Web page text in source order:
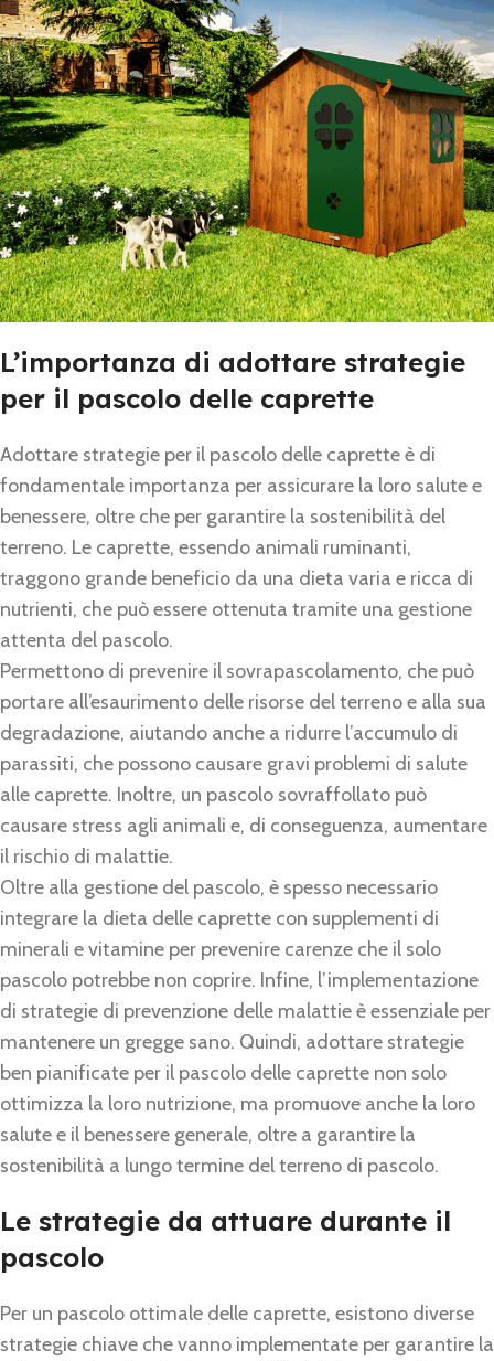
L’importanza di adottare strategie
per il pascolo delle caprette
Adottare strategie per il pascolo delle caprette è di
fondamentale importanza per assicurare la loro salute e
benessere, oltre che per garantire la sostenibilità del
terreno. Le caprette, essendo animali ruminanti,
traggono grande beneficio da una dieta varia e ricca di
nutrienti, che può essere ottenuta tramite una gestione
attenta del pascolo.
Permettono di prevenire il sovrapascolamento, che può
portare all’esaurimento delle risorse del terreno e alla sua
degradazione, aiutando anche a ridurre l’accumulo di
parassiti, che possono causare gravi problemi di salute
alle caprette. Inoltre, un pascolo sovraffollato può
causare stress agli animali e, di conseguenza, aumentare
il rischio di malattie.
Oltre alla gestione del pascolo, è spesso necessario
integrare la dieta delle caprette con supplementi di
minerali e vitamine per prevenire carenze che il solo
pascolo potrebbe non coprire. Infine, l’implementazione
di strategie di prevenzione delle malattie è essenziale per
mantenere un gregge sano. Quindi, adottare strategie
ben pianificate per il pascolo delle caprette non solo
ottimizza la loro nutrizione, ma promuove anche la loro
salute e il benessere generale, oltre a garantire la
sostenibilità a lungo termine del terreno di pascolo.
Le strategie da attuare durante il
pascolo
Per un pascolo ottimale delle caprette, esistono diverse
strategie chiave che vanno implementate per garantire la